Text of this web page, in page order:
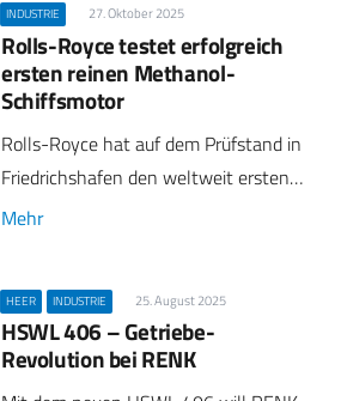
INDUSTRIE 27. Oktober 2025
Rolls-Royce testet erfolgreich
ersten reinen Methanol-
Schiffsmotor
Rolls-Royce hat auf dem Prüfstand in
Friedrichshafen den weltweit ersten…
Mehr
HEER INDUSTRIE 25. August 2025
HSWL 406 – Getriebe-
Revolution bei RENK